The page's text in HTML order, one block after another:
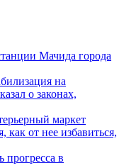
Мачида города
на
о законах,
маркет
как от нее избавиться,
в